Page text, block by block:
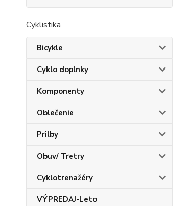
Cyklistika
Bicykle
Cyklo doplnky
Komponenty
Oblečenie
Prilby
Obuv/ Tretry
Cyklotrenažéry
VÝPREDAJ-Leto